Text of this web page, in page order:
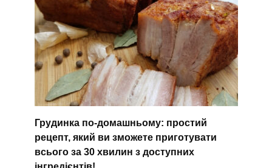
Грудинка по-домашньому: простий
рецепт, який ви зможете приготувати
всього за 30 хвилин з доступних